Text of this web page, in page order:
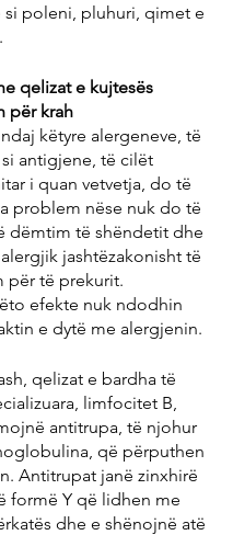
si poleni, pluhuri, qimet e
qelizat e kujtesës
për krah
këtyre alergeneve, të
antigjene, të cilët
i quan vetvetja, do të
problem nëse nuk do të
dëmtim të shëndetit dhe
jashtëzakonisht të
për të prekurit.
efekte nuk ndodhin
e dytë me alergjenin.
qelizat e bardha të
limfocitet B,
antitrupa, të njohur
që përputhen
Antitrupat janë zinxhirë
formë Y që lidhen me
dhe e shënojnë atë